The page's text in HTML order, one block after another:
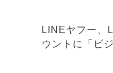
LINEヤフー、
ウントに「ビ